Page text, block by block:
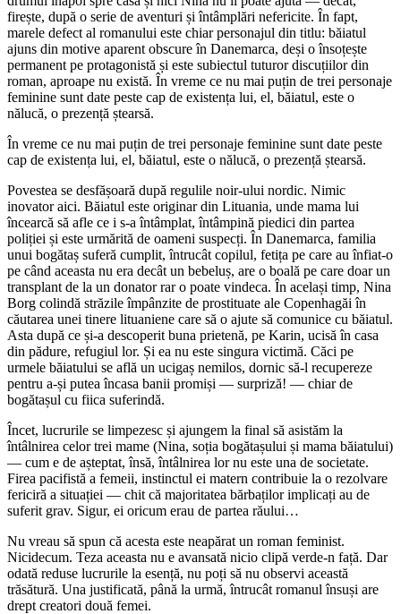
firește, după o serie de aventuri și întâmplări nefericite. În fapt,
marele defect al romanului este chiar personajul din titlu: băiatul
ajuns din motive aparent obscure în Danemarca, deși o însoțește
permanent pe protagonistă și este subiectul tuturor discuțiilor din
roman, aproape nu există. În vreme ce nu mai puțin de trei personaje
feminine sunt date peste cap de existența lui, el, băiatul, este o
nălucă, o prezență ștearsă.
În vreme ce nu mai puțin de trei personaje feminine sunt date peste
cap de existența lui, el, băiatul, este o nălucă, o prezență ștearsă.
Povestea se desfășoară după regulile noir-ului nordic. Nimic
inovator aici. Băiatul este originar din Lituania, unde mama lui
încearcă să afle ce i s-a întâmplat, întâmpină piedici din partea
poliției și este urmărită de oameni suspecți. În Danemarca, familia
unui bogătaș suferă cumplit, întrucât copilul, fetița pe care au înfiat-o
pe când aceasta nu era decât un bebeluș, are o boală pe care doar un
transplant de la un donator rar o poate vindeca. În același timp, Nina
Borg colindă străzile împânzite de prostituate ale Copenhagăi în
căutarea unei tinere lituaniene care să o ajute să comunice cu băiatul.
Asta după ce și-a descoperit buna prietenă, pe Karin, ucisă în casa
din pădure, refugiul lor. Și ea nu este singura victimă. Căci pe
urmele băiatului se află un ucigaș nemilos, dornic să-l recupereze
pentru a-și putea încasa banii promiși ― surpriză! ― chiar de
bogătașul cu fiica suferindă.
Încet, lucrurile se limpezesc și ajungem la final să asistăm la
întâlnirea celor trei mame (Nina, soția bogătașului și mama băiatului)
― cum e de așteptat, însă, întâlnirea lor nu este una de societate.
Firea pacifistă a femeii, instinctul ei matern contribuie la o rezolvare
fericiră a situației ― chit că majoritatea bărbaților implicați au de
suferit grav. Sigur, ei oricum erau de partea răului…
Nu vreau să spun că acesta este neapărat un roman feminist.
Nicidecum. Teza aceasta nu e avansată nicio clipă verde-n față. Dar
odată reduse lucrurile la esență, nu poți să nu observi această
trăsătură. Una justificată, până la urmă, întrucât romanul însuși are
drept creatori două femei.